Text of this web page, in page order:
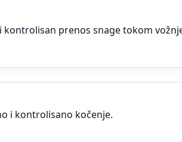
prenos snage tokom
i kontrolisano kočenje.